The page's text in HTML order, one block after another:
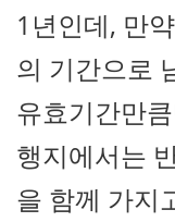
1년인데, 만
의 기간으로
유효기간만
행지에서는
을 함께 가지